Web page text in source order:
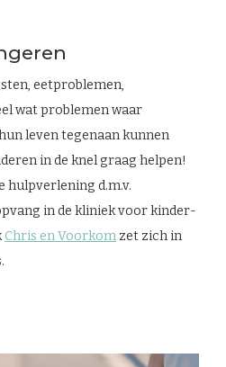
eetproblemen,
wat problemen waar
leven tegenaan kunnen
in de knel graag helpen!
hulpverlening d.m.v.
in de kliniek voor kinder-
Chris en Voorkom zet zich in